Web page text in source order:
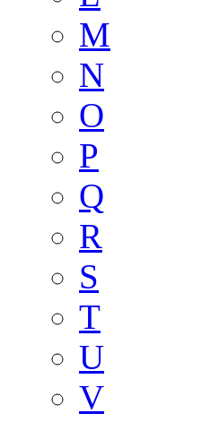
M
N
O
P
Q
R
S
T
U
V